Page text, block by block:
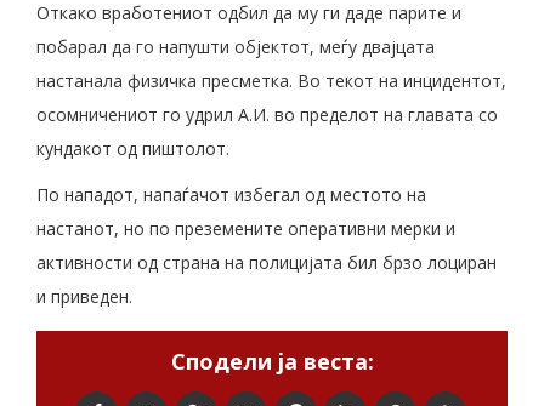
Откако вработениот одбил да му ги даде парите и
побарал да го напушти објектот, меѓу двајцата
настанала физичка пресметка. Во текот на инцидентот,
осомничениот го удрил А.И. во пределот на главата со
кундакот од пиштолот.
По нападот, напаѓачот избегал од местото на
настанот, но по преземените оперативни мерки и
активности од страна на полицијата бил брзо лоциран
и приведен.
Сподели ја веста: